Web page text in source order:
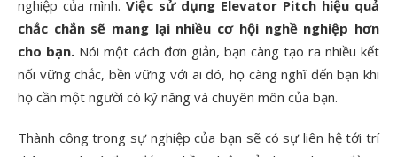
nghiệp của mình. Việc sử dụng Elevator Pitch hiệu quả
chắc chắn sẽ mang lại nhiều cơ hội nghề nghiệp hơn
cho bạn. Nói một cách đơn giản, bạn càng tạo ra nhiều kết
nối vững chắc, bền vững với ai đó, họ càng nghĩ đến bạn khi
họ cần một người có kỹ năng và chuyên môn của bạn.
Thành công trong sự nghiệp của bạn sẽ có sự liên hệ tới trí